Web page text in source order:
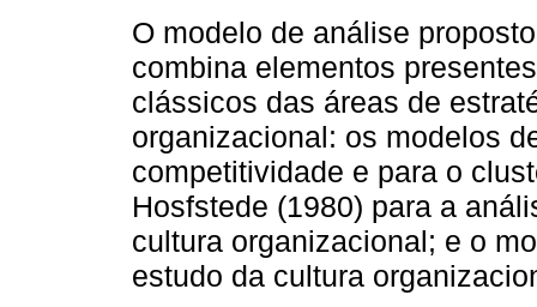
O modelo de análise
combina elementos
clássicos das áreas de
organizacional: os modelos
competitividade e para o
Hosfstede (1980) para a
cultura organizacional; e o
estudo da cultura